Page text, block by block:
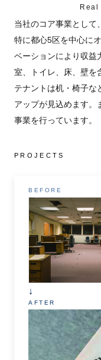
Real
当社のコア事業として
特に都心5区を中心に
ベーションにより収益
室、トイレ、床、壁を
テナントは机・椅子な
アップが見込めます。
事業を行っています。
PROJECTS
BEFORE
↓
AFTER